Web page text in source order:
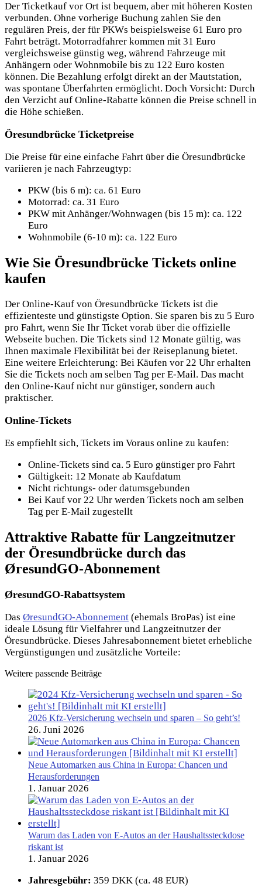
Der Ticketkauf vor Ort ist bequem, aber mit höheren Kosten
verbunden. Ohne vorherige Buchung zahlen Sie den
regulären Preis, der für PKWs beispielsweise 61 Euro pro
Fahrt beträgt. Motorradfahrer kommen mit 31 Euro
vergleichsweise günstig weg, während Fahrzeuge mit
Anhängern oder Wohnmobile bis zu 122 Euro kosten
können. Die Bezahlung erfolgt direkt an der Mautstation,
was spontane Überfahrten ermöglicht. Doch Vorsicht: Durch
den Verzicht auf Online-Rabatte können die Preise schnell in
die Höhe schießen.
Öresundbrücke Ticketpreise
Die Preise für eine einfache Fahrt über die Öresundbrücke
variieren je nach Fahrzeugtyp:
PKW (bis 6 m): ca. 61 Euro
Motorrad: ca. 31 Euro
PKW mit Anhänger/Wohnwagen (bis 15 m): ca. 122
Euro
Wohnmobile (6-10 m): ca. 122 Euro
Wie Sie Öresundbrücke Tickets online
kaufen
Der Online-Kauf von Öresundbrücke Tickets ist die
effizienteste und günstigste Option. Sie sparen bis zu 5 Euro
pro Fahrt, wenn Sie Ihr Ticket vorab über die offizielle
Webseite buchen. Die Tickets sind 12 Monate gültig, was
Ihnen maximale Flexibilität bei der Reiseplanung bietet.
Eine weitere Erleichterung: Bei Käufen vor 22 Uhr erhalten
Sie die Tickets noch am selben Tag per E-Mail. Das macht
den Online-Kauf nicht nur günstiger, sondern auch
praktischer.
Online-Tickets
Es empfiehlt sich, Tickets im Voraus online zu kaufen:
Online-Tickets sind ca. 5 Euro günstiger pro Fahrt
Gültigkeit: 12 Monate ab Kaufdatum
Nicht richtungs- oder datumsgebunden
Bei Kauf vor 22 Uhr werden Tickets noch am selben
Tag per E-Mail zugestellt
Attraktive Rabatte für Langzeitnutzer
der Öresundbrücke durch das
ØresundGO-Abonnement
ØresundGO-Rabattsystem
Das ØresundGO-Abonnement (ehemals BroPas) ist eine
ideale Lösung für Vielfahrer und Langzeitnutzer der
Öresundbrücke. Dieses Jahresabonnement bietet erhebliche
Vergünstigungen und zusätzliche Vorteile:
Weitere passende Beiträge
2026 Kfz-Versicherung wechseln und sparen – So geht’s!
26. Juni 2026
Neue Automarken aus China in Europa: Chancen und
Herausforderungen
1. Januar 2026
Warum das Laden von E-Autos an der Haushaltssteckdose
riskant ist
1. Januar 2026
Jahresgebühr: 359 DKK (ca. 48 EUR)